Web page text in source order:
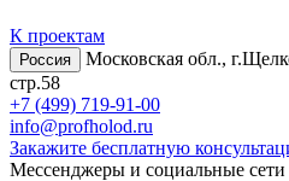
К проектам
Россия
Московская обл.,
стр.58
+7 (499) 719-91-00
info@profholod.ru
Закажите бесплатную
Мессенджеры и социальные сети